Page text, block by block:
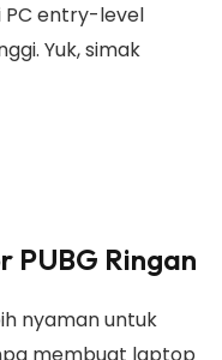
PC entry-level
Yuk, simak
PUBG Ringan
nyaman untuk
membuat laptop